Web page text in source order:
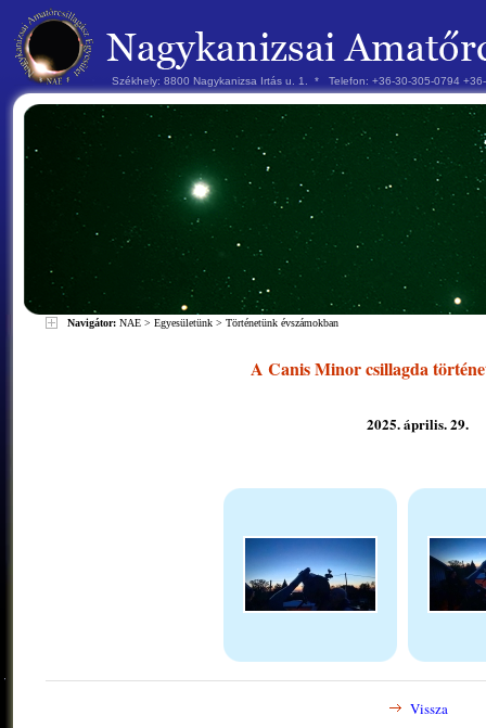
Székhely: 8800 Nagykanizsa Irtás u. 1. * Telefon: +36-30-305-0794
Navigátor: NAE > Egyesületünk > Történetünk évszámokban
A Canis Minor csillagda
2025. április. 29.
Vissza